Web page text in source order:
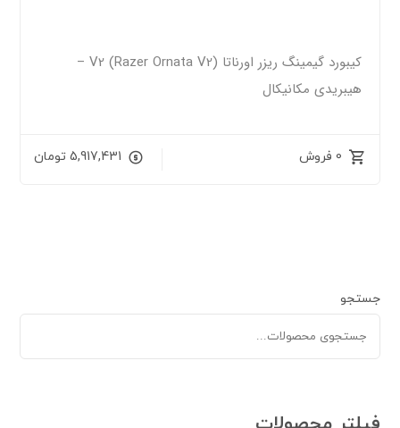
کیبورد گیمینگ ریزر اورناتا V2 (Razer Ornata V2) –
هیبریدی مکانیکال
0 فروش 5,917,431 تومان
جستجو